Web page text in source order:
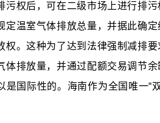
污权后，可在二级市场上进行排
定温室气体排放总量，并据此确
权。这种为了达到法律强制减排
体排放量，并通过配额交易调节
是国际性的。海南作为全国唯一